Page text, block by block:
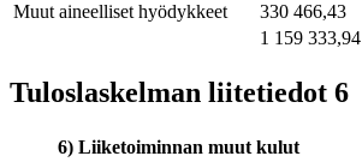
Muut aineelliset hyödykkeet
330 466,43
1 159 333,94
Tuloslaskelman liitetiedot 6
6) Liiketoiminnan muut kulut